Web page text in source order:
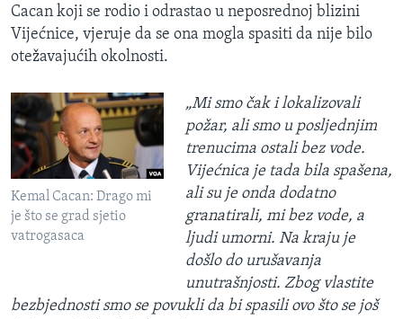
Cacan koji se rodio i odrastao u neposrednoj blizini
Vijećnice, vjeruje da se ona mogla spasiti da nije bilo
otežavajućih okolnosti.
Kemal Cacan: Drago mi
je što se grad sjetio
vatrogasaca
„Mi smo čak i lokalizovali
požar, ali smo u posljednjim
trenucima ostali bez vode.
Vijećnica je tada bila spašena,
ali su je onda dodatno
granatirali, mi bez vode, a
ljudi umorni. Na kraju je
došlo do urušavanja
unutrašnjosti. Zbog vlastite
bezbjednosti smo se povukli da bi spasili ovo što se još